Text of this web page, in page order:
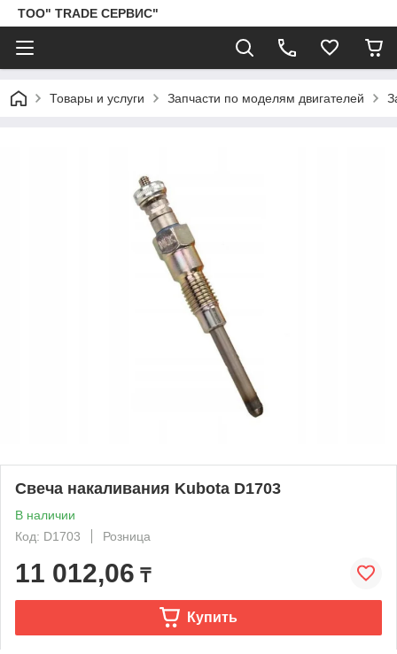
ТОО" TRADE СЕРВИС"
Товары и услуги Запчасти по моделям двигателей
Свеча накаливания Kubota D1703
В наличии
Код: D1703
Розница
11 012,06 ₸
Купить